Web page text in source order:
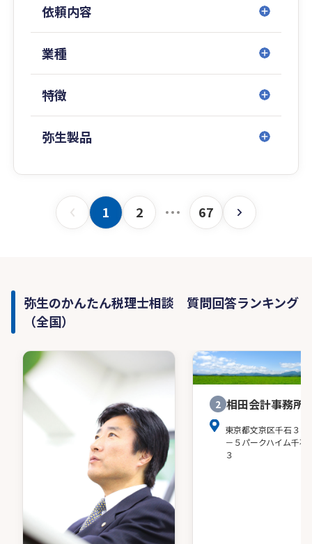
依頼内容
業種
特徴
弥生製品
1 2 67
弥生のかんたん税理士相談 質問回答ランキング
（全国）
2 相田会計事務所
東京都文京区千石３－
－５パークハイム千石
３